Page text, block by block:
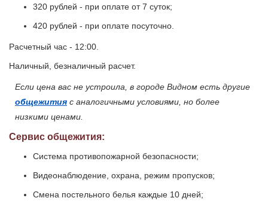
320 рублей - при оплате от 7 суток;
420 рублей - при оплате посуточно.
Расчетный час - 12:00.
Наличный, безналичный расчет.
Если цена вас не устроила, в городе Видном есть другие
общежития с аналогичными условиями, но более
низкими ценами.
Сервис общежития:
Система противопожарной безопасности;
Видеонаблюдение, охрана, режим пропусков;
Смена постельного белья каждые 10 дней;